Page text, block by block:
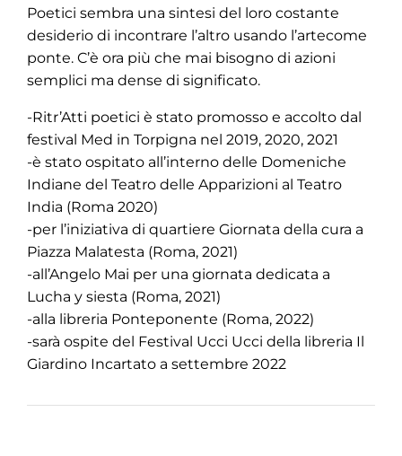
Poetici sembra una sintesi del loro costante
desiderio di incontrare l’altro usando l’artecome
ponte. C’è ora più che mai bisogno di azioni
semplici ma dense di significato.
-Ritr’Atti poetici è stato promosso e accolto dal
festival Med in Torpigna nel 2019, 2020, 2021
-è stato ospitato all’interno delle Domeniche
Indiane del Teatro delle Apparizioni al Teatro
India (Roma 2020)
-per l’iniziativa di quartiere Giornata della cura a
Piazza Malatesta (Roma, 2021)
-all’Angelo Mai per una giornata dedicata a
Lucha y siesta (Roma, 2021)
-alla libreria Ponteponente (Roma, 2022)
-sarà ospite del Festival Ucci Ucci della libreria Il
Giardino Incartato a settembre 2022